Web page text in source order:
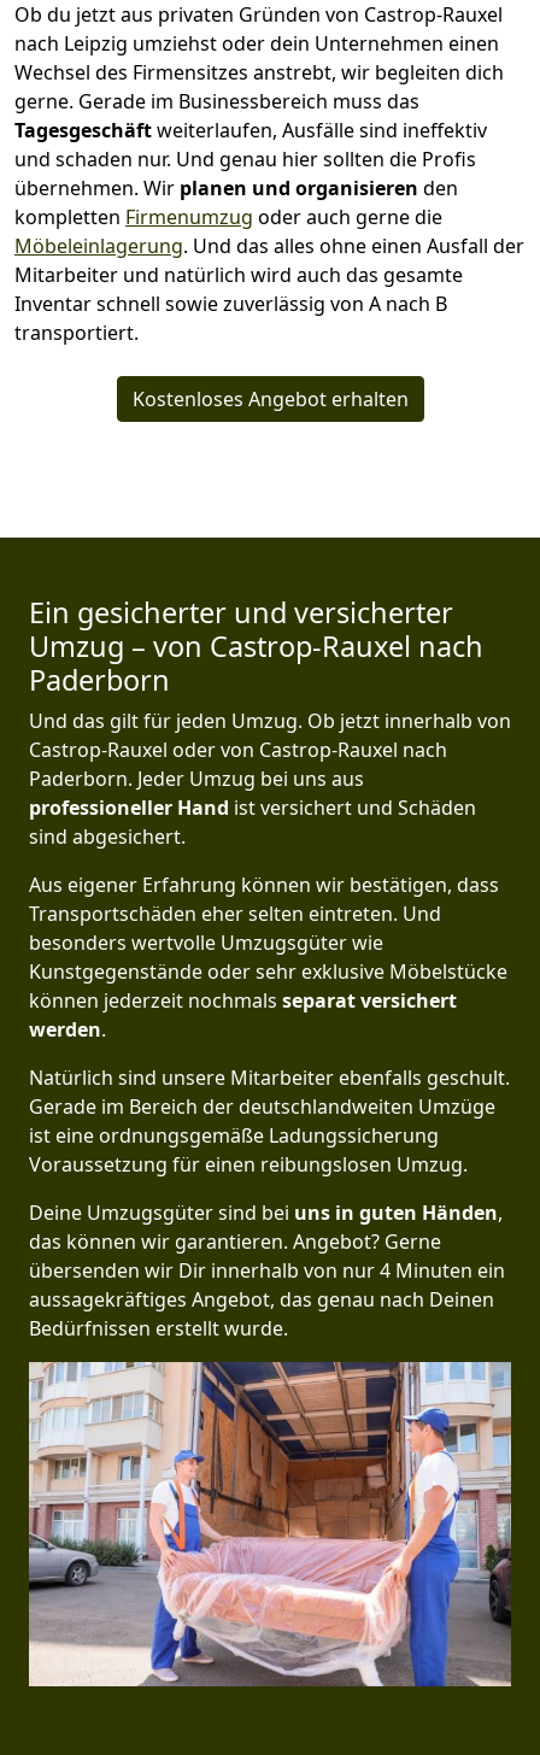
Ob du jetzt aus privaten Gründen von Castrop-Rauxel
nach Leipzig umziehst oder dein Unternehmen einen
Wechsel des Firmensitzes anstrebt, wir begleiten dich
gerne. Gerade im Businessbereich muss das
Tagesgeschäftweiterlaufen, Ausfälle sind ineffektiv
und schaden nur. Und genau hier sollten die Profis
übernehmen. Wir planen und organisieren den
kompletten Firmenumzug oder auch gerne die
Möbeleinlagerung. Und das alles ohne einen Ausfall der
Mitarbeiter und natürlich wird auch das gesamte
Inventar schnell sowie zuverlässig von A nach B
transportiert.
Kostenloses Angebot erhalten
Ein gesicherter und versicherter
Umzug – von Castrop-Rauxel nach
Paderborn
Und das gilt für jeden Umzug. Ob jetzt innerhalb von
Castrop-Rauxel oder von Castrop-Rauxel nach
Paderborn. Jeder Umzug bei uns aus
professioneller Hand ist versichert und Schäden
sind abgesichert.
Aus eigener Erfahrung können wir bestätigen, dass
Transportschäden eher selten eintreten. Und
besonders wertvolle Umzugsgüter wie
Kunstgegenstände oder sehr exklusive Möbelstücke
können jederzeit nochmals separat versichert
werden.
Natürlich sind unsere Mitarbeiter ebenfalls geschult.
Gerade im Bereich der deutschlandweiten Umzüge
ist eine ordnungsgemäße Ladungssicherung
Voraussetzung für einen reibungslosen Umzug.
Deine Umzugsgüter sind bei uns in guten Händen,
das können wir garantieren. Angebot? Gerne
übersenden wir Dir innerhalb von nur 4 Minuten ein
aussagekräftiges Angebot, das genau nach Deinen
Bedürfnissen erstellt wurde.